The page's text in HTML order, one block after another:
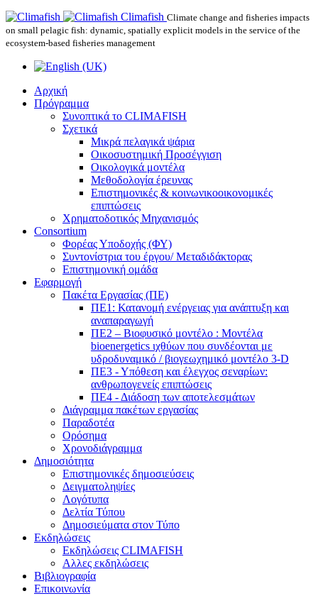
Climafish Climate change and fisheries impacts
on small pelagic fish: dynamic, spatially explicit models in the service of the
ecosystem-based fisheries management
Αρχική
Πρόγραμμα
Συνοπτικά το CLIMAFISH
Σχετικά
Μικρά πελαγικά ψάρια
Οικοσυστημική Προσέγγιση
Οικολογικά μοντέλα
Μεθοδολογία έρευνας
Επιστημονικές & κοινωνικοοικονομικές
επιπτώσεις
Χρηματοδοτικός Μηχανισμός
Consortium
Φορέας Υποδοχής (ΦΥ)
Συντονίστρια του έργου/ Μεταδιδάκτορας
Επιστημονική ομάδα
Εφαρμογή
Πακέτα Εργασίας (ΠΕ)
ΠΕ1: Κατανομή ενέργειας για ανάπτυξη και
αναπαραγωγή
ΠΕ2 – Βιοφυσικό μοντέλο : Μοντέλα
bioenergetics ιχθύων που συνδέονται με
υδροδυναμικό / βιογεωχημικό μοντέλο 3-D
ΠΕ3 - Υπόθεση και έλεγχος σεναρίων:
ανθρωπογενείς επιπτώσεις
ΠΕ4 - Διάδοση των αποτελεσμάτων
Διάγραμμα πακέτων εργασίας
Παραδοτέα
Ορόσημα
Χρονοδιάγραμμα
Δημοσιότητα
Επιστημονικές δημοσιεύσεις
Δειγματοληψίες
Λογότυπα
Δελτία Τύπου
Δημοσιεύματα στον Τύπο
Εκδηλώσεις
Εκδηλώσεις CLIMAFISH
Αλλες εκδηλώσεις
Βιβλιογραφία
Επικοινωνία